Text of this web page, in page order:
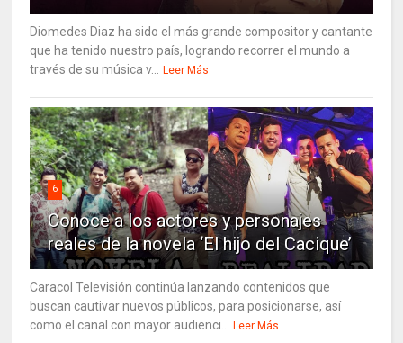
Diomedes Diaz ha sido el más grande compositor y cantante
que ha tenido nuestro país, logrando recorrer el mundo a
través de su música v...
Leer Más
6
Conoce a los actores y personajes
reales de la novela ‘El hijo del Cacique’
Caracol Televisión continúa lanzando contenidos que
buscan cautivar nuevos públicos, para posicionarse, así
como el canal con mayor audienci...
Leer Más